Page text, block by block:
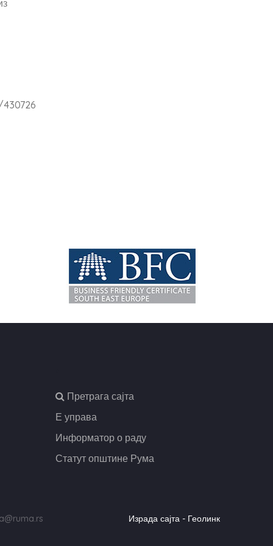
Претрага сајта
Е управа
Информатор о раду
Статут општине Рума
Израда сајта - Геолинк